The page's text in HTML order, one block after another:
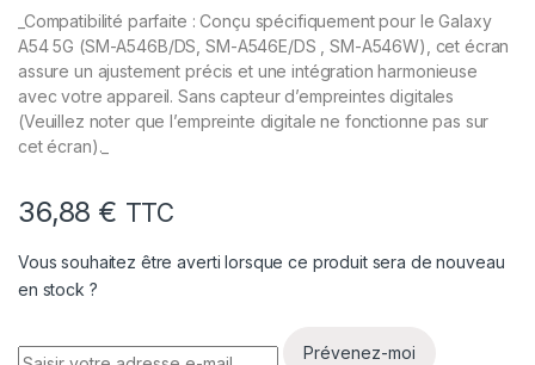
_Compatibilité parfaite : Conçu spécifiquement pour le Galaxy
A54 5G (SM-A546B/DS, SM-A546E/DS , SM-A546W), cet écran
assure un ajustement précis et une intégration harmonieuse
avec votre appareil. Sans capteur d’empreintes digitales
(Veuillez noter que l’empreinte digitale ne fonctionne pas sur
cet écran)._
36,88 € TTC
Vous souhaitez être averti lorsque ce produit sera de nouveau
en stock ?
Prévenez-moi